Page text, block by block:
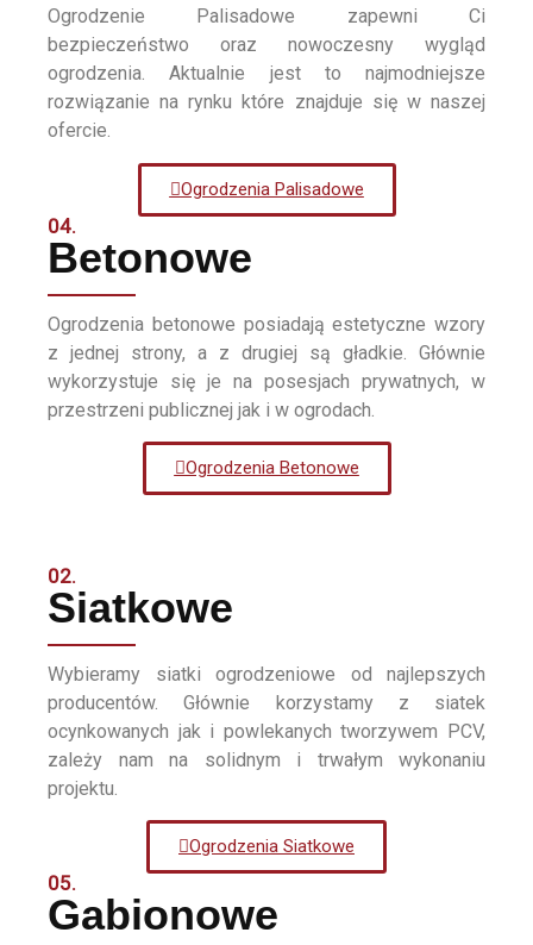
Ogrodzenie Palisadowe zapewni Ci
bezpieczeństwo oraz nowoczesny wygląd
ogrodzenia. Aktualnie jest to najmodniejsze
rozwiązanie na rynku które znajduje się w naszej
ofercie.
Ogrodzenia Palisadowe
04.
Betonowe
Ogrodzenia betonowe posiadają estetyczne wzory
z jednej strony, a z drugiej są gładkie. Głównie
wykorzystuje się je na posesjach prywatnych, w
przestrzeni publicznej jak i w ogrodach.
Ogrodzenia Betonowe
02.
Siatkowe
Wybieramy siatki ogrodzeniowe od najlepszych
producentów. Głównie korzystamy z siatek
ocynkowanych jak i powlekanych tworzywem PCV,
zależy nam na solidnym i trwałym wykonaniu
projektu.
Ogrodzenia Siatkowe
05.
Gabionowe